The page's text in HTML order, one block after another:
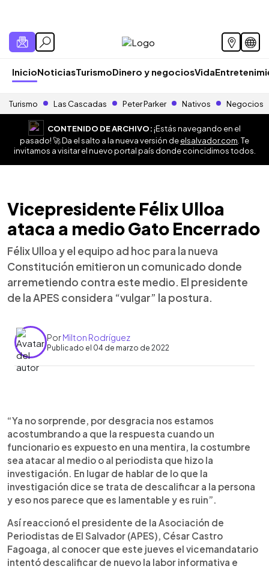
InicioNoticiasTurismoDinero y negociosVida
Turismo Las Cascadas Peter Parker Nativos Negocios
CONTENIDO DE ARCHIVO:¡Estás navegando en el
pasado! 🚀 Da el salto a la nueva versión deelsalvador.com . Te
invitamos a visitar el nuevo portal país donde coincidimos todos.
Vicepresidente Félix Ulloa
ataca a medio Gato Encerrado
Félix Ulloa y el equipo ad hoc para la nueva
Constitución emitieron un comunicado donde
arremetiendo contra este medio. El presidente
de la APES considera “vulgar” la postura.
PorMilton Rodríguez
Publicado el 04 de marzo de 2022
Escuchar artículo
“Ya no sorprende, por desgracia nos estamos
acostumbrando a que la respuesta cuando un
funcionario es expuesto en una mentira, la costumbre
sea atacar al medio o al periodista que hizo la
investigación. En lugar de hablar de lo que la
investigación dice se trata de descalificar a la persona
y eso nos parece que es lamentable y es ruin”.
Así reaccionó el presidente de la Asociación de
Periodistas de El Salvador (APES), César Castro
Fagoaga, al conocer que este jueves el vicemandatario
intentó descalificar de nuevo la labor informativa e